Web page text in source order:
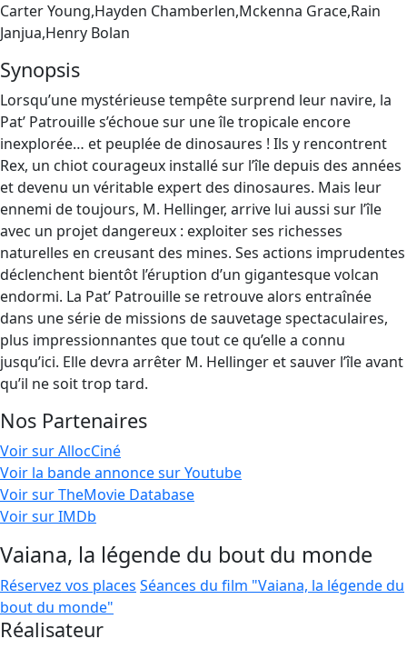
Carter Young,Hayden Chamberlen,Mckenna Grace,Rain
Janjua,Henry Bolan
Synopsis
Lorsqu’une mystérieuse tempête surprend leur navire, la
Pat’ Patrouille s’échoue sur une île tropicale encore
inexplorée… et peuplée de dinosaures ! Ils y rencontrent
Rex, un chiot courageux installé sur l’île depuis des années
et devenu un véritable expert des dinosaures. Mais leur
ennemi de toujours, M. Hellinger, arrive lui aussi sur l’île
avec un projet dangereux : exploiter ses richesses
naturelles en creusant des mines. Ses actions imprudentes
déclenchent bientôt l’éruption d’un gigantesque volcan
endormi. La Pat’ Patrouille se retrouve alors entraînée
dans une série de missions de sauvetage spectaculaires,
plus impressionnantes que tout ce qu’elle a connu
jusqu’ici. Elle devra arrêter M. Hellinger et sauver l’île avant
qu’il ne soit trop tard.
Nos Partenaires
Voir sur AllocCiné
Voir la bande annonce sur Youtube
Voir sur TheMovie Database
Voir sur IMDb
Vaiana, la légende du bout du monde
Réservez vos places Séances du film "Vaiana, la légende du
bout du monde"
Réalisateur